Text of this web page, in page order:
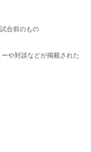
合前のもの
や対談などが掲載された